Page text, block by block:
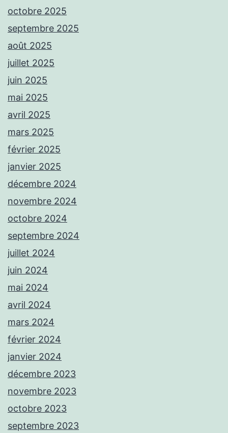
octobre 2025
septembre 2025
août 2025
juillet 2025
juin 2025
mai 2025
avril 2025
mars 2025
février 2025
janvier 2025
décembre 2024
novembre 2024
octobre 2024
septembre 2024
juillet 2024
juin 2024
mai 2024
avril 2024
mars 2024
février 2024
janvier 2024
décembre 2023
novembre 2023
octobre 2023
septembre 2023